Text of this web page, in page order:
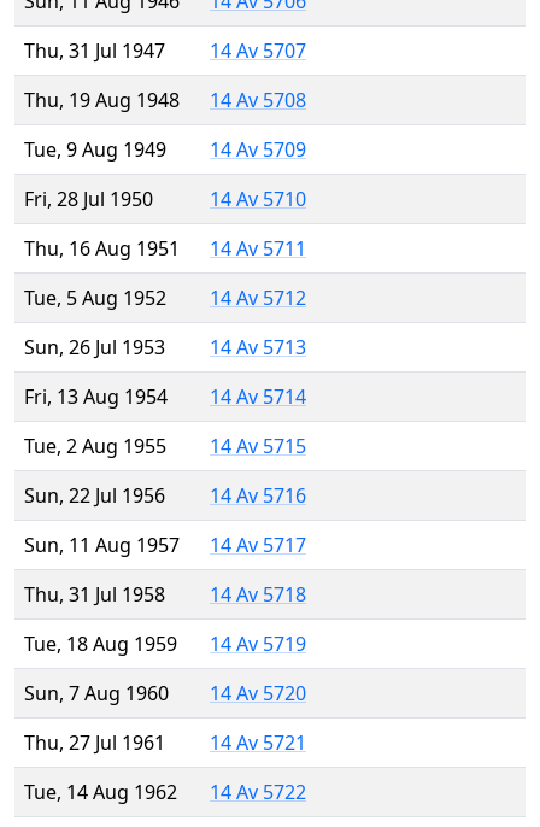
Thu, 31 Jul 1947
14 Av 5707
Thu, 19 Aug 1948
14 Av 5708
Tue, 9 Aug 1949
14 Av 5709
Fri, 28 Jul 1950
14 Av 5710
Thu, 16 Aug 1951
14 Av 5711
Tue, 5 Aug 1952
14 Av 5712
Sun, 26 Jul 1953
14 Av 5713
Fri, 13 Aug 1954
14 Av 5714
Tue, 2 Aug 1955
14 Av 5715
Sun, 22 Jul 1956
14 Av 5716
Sun, 11 Aug 1957
14 Av 5717
Thu, 31 Jul 1958
14 Av 5718
Tue, 18 Aug 1959
14 Av 5719
Sun, 7 Aug 1960
14 Av 5720
Thu, 27 Jul 1961
14 Av 5721
Tue, 14 Aug 1962
14 Av 5722